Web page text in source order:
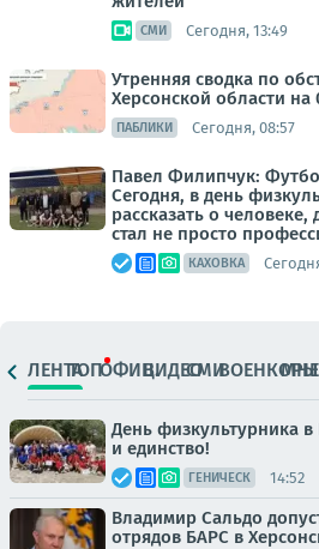
СМИ Сегодня, 13:49
Утренняя сводка по
Херсонской области на
ПАБЛИКИ Сегодня, 08:57
Павел Филипчук:
Сегодня, в день
рассказать о
стал не просто
КАХОВКА
ЛЕНТАТОПОФИЦ.ВИДЕОСМИВОЕНКОРЫ
День физкультурника в
и единство!
ГЕНИЧЕСК 14:52
Владимир Сальдо
отрядов БАРС в